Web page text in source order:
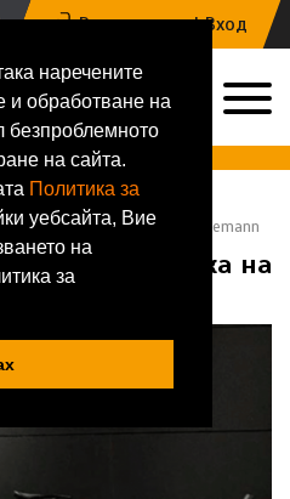
наречените
и обработване на
безпроблемното
на сайта.
Политика за
уебсайта, Вие
на
за
Регистрация | Вход
и фитнес аксесоари
на Робърт 'Quadzilla' Förstemann
тренировка на